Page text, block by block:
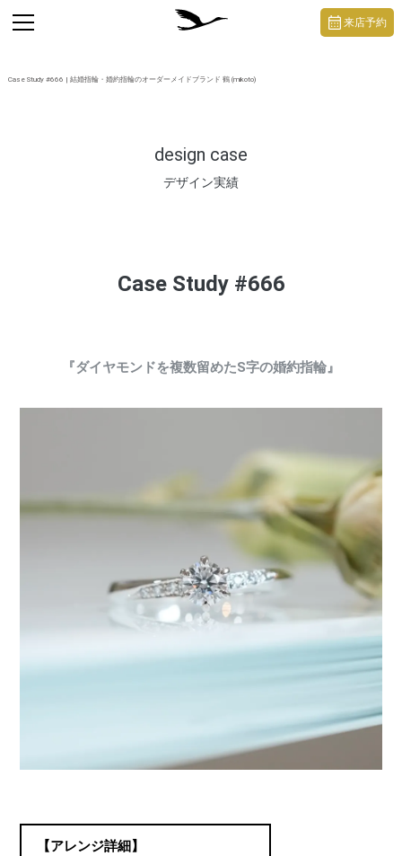
Case Study #666 | 結婚指輪・婚約指輪のオーダーメイドブランド 鶴 (mikoto)
design case
デザイン実績
toggle
navigation
来店予約
Case Study #666
『ダイヤモンドを複数留めたS字の婚約指輪』
【アレンジ詳細】